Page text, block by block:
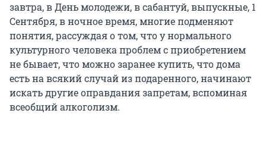
завтра, в День молодежи, в сабантуй, выпускные, 1
Сентября, в ночное время, многие подменяют
понятия, рассуждая о том, что у нормального
культурного человека проблем с приобретением
не бывает, что можно заранее купить, что дома
есть на всякий случай из подаренного, начинают
искать другие оправдания запретам, вспоминая
всеобщий алкоголизм.